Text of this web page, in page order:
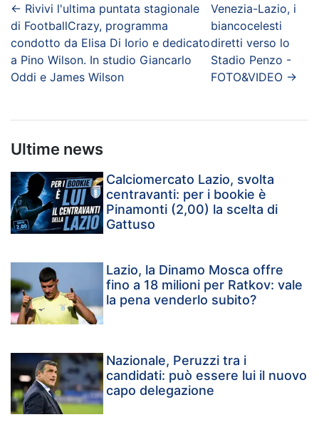
← Rivivi l'ultima puntata stagionale
di FootballCrazy, programma
condotto da Elisa Di Iorio e dedicato
a Pino Wilson. In studio Giancarlo
Oddi e James Wilson
Venezia-Lazio, i
biancocelesti
diretti verso lo
Stadio Penzo -
FOTO&VIDEO→
Ultime news
Calciomercato Lazio, svolta
centravanti: per i bookie è
Pinamonti (2,00) la scelta di
Gattuso
Lazio, la Dinamo Mosca offre
fino a 18 milioni per Ratkov: vale
la pena venderlo subito?
Nazionale, Peruzzi tra i
candidati: può essere lui il nuovo
capo delegazione